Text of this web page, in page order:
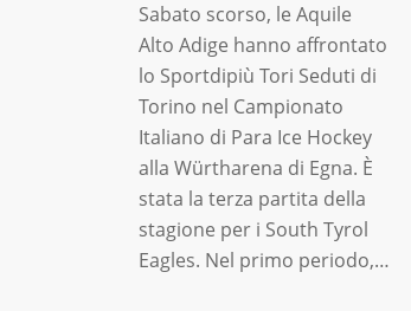
Sabato scorso, le Aquile
Alto Adige hanno affrontato
lo Sportdipiù Tori Seduti di
Torino nel Campionato
Italiano di Para Ice Hockey
alla Würtharena di Egna. È
stata la terza partita della
stagione per i South Tyrol
Eagles. Nel primo periodo,…